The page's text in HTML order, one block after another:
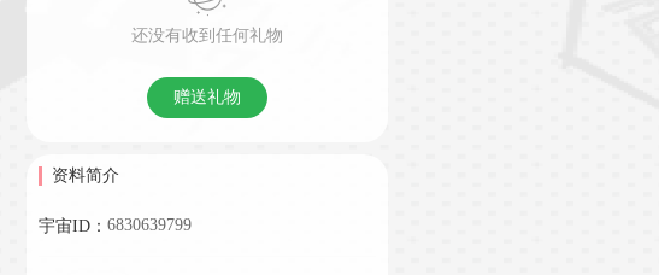
还没有收到任何礼物
赠送礼物
资料简介
宇宙ID： 6830639799